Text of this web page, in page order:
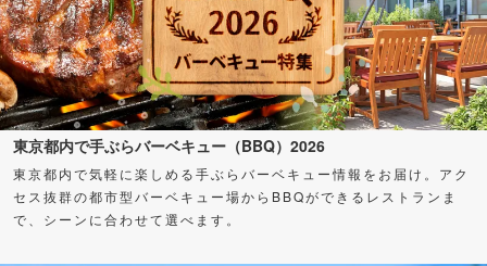
東京都内で手ぶらバーベキュー（BBQ）2026
東京都内で気軽に楽しめる手ぶらバーベキュー情報をお届け。アク
セス抜群の都市型バーベキュー場からBBQができるレストランま
で、シーンに合わせて選べます。